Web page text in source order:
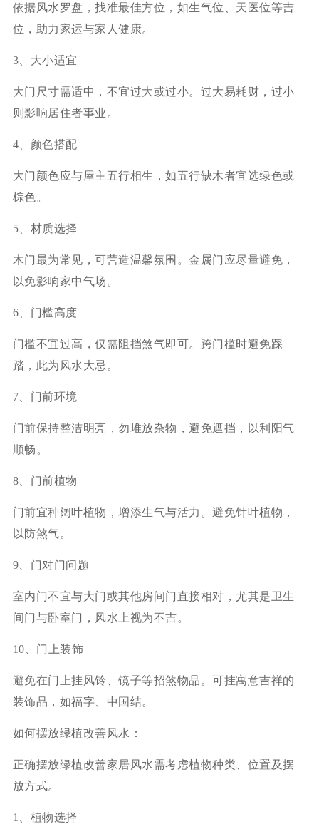
依据风水罗盘，找准最佳方位，如生气位、天医位等吉
位，助力家运与家人健康。
3、大小适宜
大门尺寸需适中，不宜过大或过小。过大易耗财，过小
则影响居住者事业。
4、颜色搭配
大门颜色应与屋主五行相生，如五行缺木者宜选绿色或
棕色。
5、材质选择
木门最为常见，可营造温馨氛围。金属门应尽量避免，
以免影响家中气场。
6、门槛高度
门槛不宜过高，仅需阻挡煞气即可。跨门槛时避免踩
踏，此为风水大忌。
7、门前环境
门前保持整洁明亮，勿堆放杂物，避免遮挡，以利阳气
顺畅。
8、门前植物
门前宜种阔叶植物，增添生气与活力。避免针叶植物，
以防煞气。
9、门对门问题
室内门不宜与大门或其他房间门直接相对，尤其是卫生
间门与卧室门，风水上视为不吉。
10、门上装饰
避免在门上挂风铃、镜子等招煞物品。可挂寓意吉祥的
装饰品，如福字、中国结。
如何摆放绿植改善风水：
正确摆放绿植改善家居风水需考虑植物种类、位置及摆
放方式。
1、植物选择